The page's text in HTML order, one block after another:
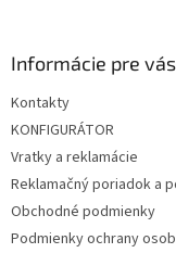
Informácie pre vás
Kontakty
KONFIGURÁTOR
Vratky a reklamácie
Reklamačný poriadok a
Obchodné podmienky
Podmienky ochrany